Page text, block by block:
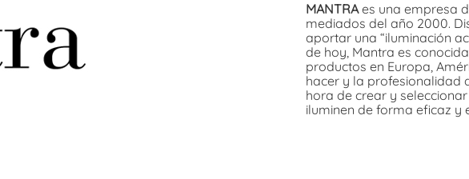
MANTRAes una empresa
mediados del año 2000.
aportar una “iluminación
de hoy, Mantra es
productos en Europa,
hacer y la profesionalidad
hora de crear y
iluminen de forma eficaz y